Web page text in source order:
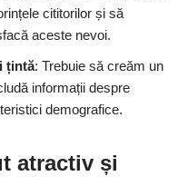
cititorilor și să
aceste nevoi.
țintă: Trebuie să creăm un
informații despre
demografice.
atractiv și